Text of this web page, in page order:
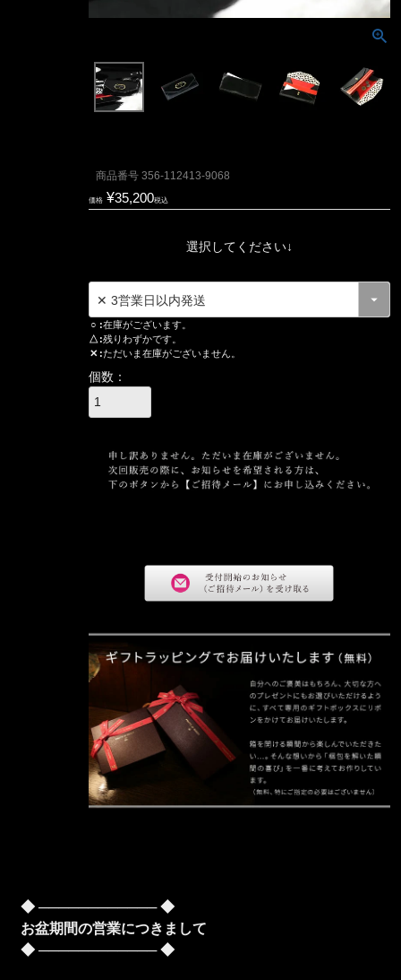
商品番号 356-112413-9068
価格 ¥35,200税込
選択してください↓
○
在庫がございます。
△ 残りわずかです。
✕ ただいま在庫がございません。
◆ ──────────── ◆
お盆期間の営業につきまして
◆ ──────────── ◆